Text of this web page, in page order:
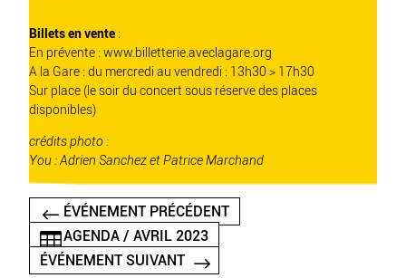
Billets en vente :
En prévente : www.billetterie.aveclagare.org
A la Gare : du mercredi au vendredi : 13h30 > 17h30
Sur place (le soir du concert sous réserve des places
disponibles)
crédits photo :
You : Adrien Sanchez et Patrice Marchand
ÉVÉNEMENT PRÉCÉDENT
AGENDA / AVRIL 2023
ÉVÉNEMENT SUIVANT